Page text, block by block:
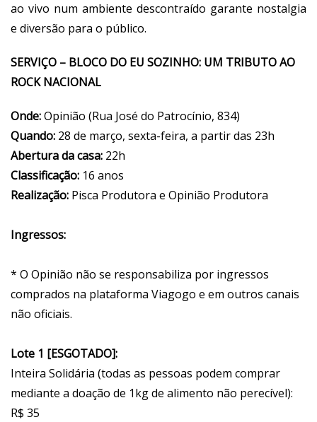
ao vivo num ambiente descontraído garante nostalgia
e diversão para o público.
SERVIÇO – BLOCO DO EU SOZINHO: UM TRIBUTO AO
ROCK NACIONAL
Onde:Opinião (Rua José do Patrocínio, 834)
Quando: 28 de março, sexta-feira, a partir das 23h
Abertura da casa: 22h
Classificação: 16 anos
Realização: Pisca Produtora e Opinião Produtora
Ingressos:
* O Opinião não se responsabiliza por ingressos
comprados na plataforma Viagogo e em outros canais
não oficiais.
Lote 1 [ESGOTADO]:
Inteira Solidária (todas as pessoas podem comprar
mediante a doação de 1kg de alimento não perecível):
R$ 35